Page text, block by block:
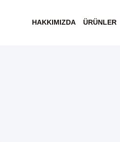
HAKKIMIZDA ÜRÜNLER